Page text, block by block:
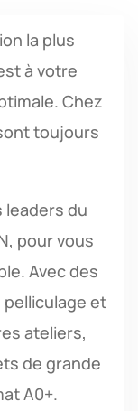
la plus
à votre
Chez
toujours
leaders du
pour vous
Avec des
et
ateliers,
de grande
A0+.